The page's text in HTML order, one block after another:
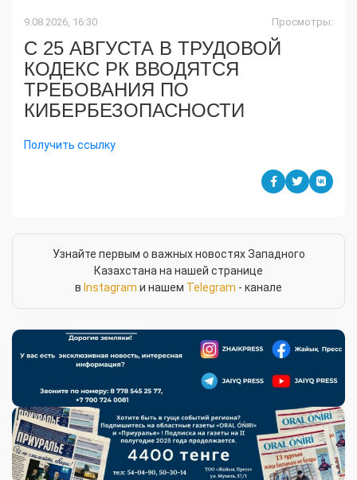
9.08.2026, 16:30 Просмотры:
​С 25 АВГУСТА В ТРУДОВОЙ
КОДЕКС РК ВВОДЯТСЯ
ТРЕБОВАНИЯ ПО
КИБЕРБЕЗОПАСНОСТИ
Получить ссылку
Узнайте первым о важных новостях Западного
Казахстана на нашей странице
в Instagram и нашем Telegram - канале